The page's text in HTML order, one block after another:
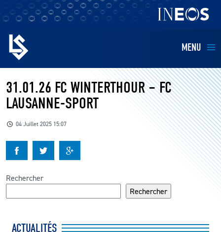
MENU
EQUIPES
BILLETTERIE
KIDS
31.01.26 FC WINTERTHOUR – FC
LAUSANNE-SPORT
04 Juillet 2025 15:07
Rechercher
Rechercher
ACTUALITÉS